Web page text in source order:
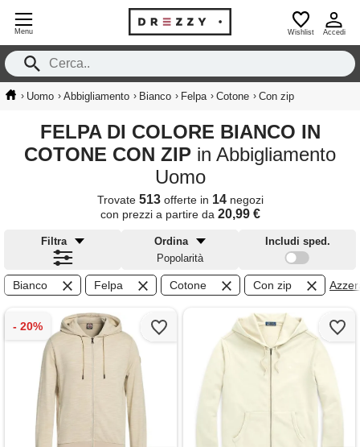
Menu Wishlist Accedi
› Uomo › Abbigliamento › Bianco › Felpa › Cotone › Con zip
FELPA DI COLORE BIANCO IN
COTONE CON ZIP in Abbigliamento
Uomo
Trovate 513offerte in 14negozi
con prezzi a partire da 20,99 €
Filtra
Ordina
Popolarità
Includi sped.
Bianco Felpa Cotone Con zip